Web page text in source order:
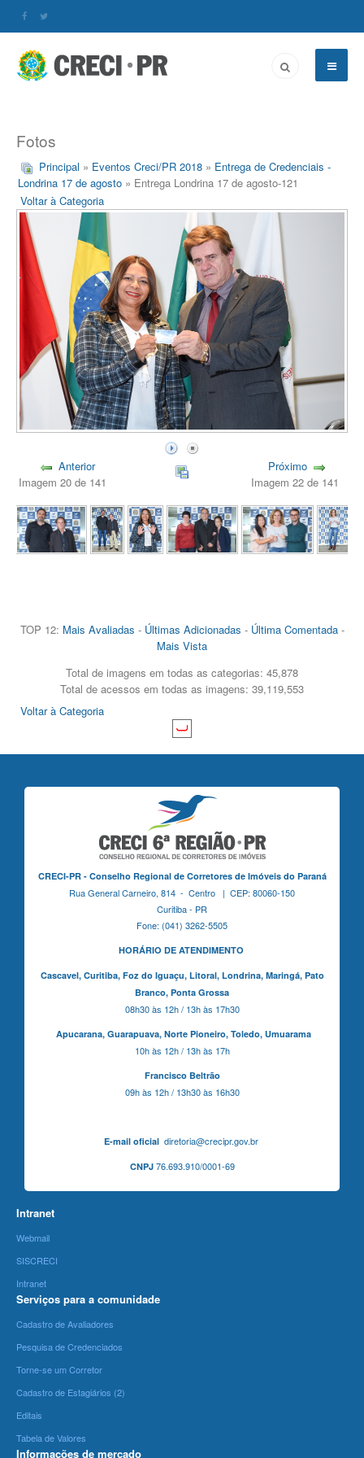
Fotos
Principal » Eventos Creci/PR 2018 » Entrega de Credenciais -
Londrina 17 de agosto » Entrega Londrina 17 de agosto-121
Voltar à Categoria
Anterior
Imagem 20 de 141
Próximo
Imagem 22 de 141
TOP 12: Mais Avaliadas - Últimas Adicionadas - Última Comentada-
Mais Vista
Total de imagens em todas as categorias: 45,878
Total de acessos em todas as imagens: 39,119,553
Voltar à Categoria
CRECI-PR - Conselho Regional de Corretores de Imóveis do Paraná
Rua General Carneiro, 814 - Centro | CEP: 80060-150
Curitiba - PR
Fone: (041) 3262-5505
HORÁRIO DE ATENDIMENTO
Cascavel, Curitiba,Foz do Iguaçu, Litoral, Londrina, Maringá, Pato
Branco, Ponta Grossa
08h30 às 12h / 13h às 17h30
Apucarana, Guarapuava, Norte Pioneiro, Toledo, Umuarama
10h às 12h / 13h às 17h
Francisco Beltrão
09h às 12h / 13h30 às 16h30
E-mail oficialdiretoria@crecipr.gov.br
CNPJ76.693.910/0001-69
Intranet
Webmail
SISCRECI
Intranet
Serviços para a comunidade
Cadastro de Avaliadores
Pesquisa de Credenciados
Torne-se um Corretor
Cadastro de Estagiários (2)
Editais
Tabela de Valores
Informações de mercado